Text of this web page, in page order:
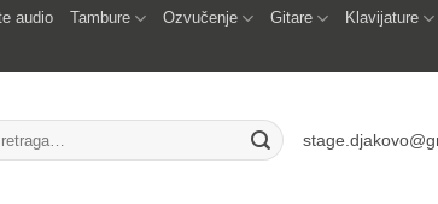
audio Tambure Ozvučenje Gitare Klavijature